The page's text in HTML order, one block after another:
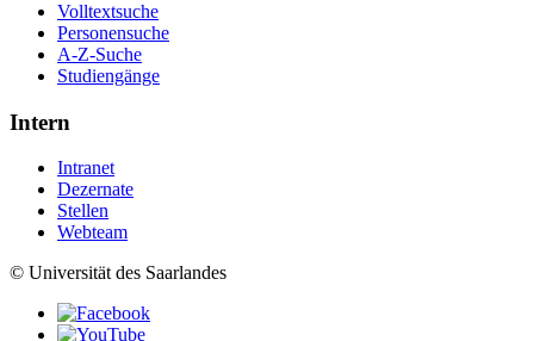
Volltextsuche
Personensuche
A-Z-Suche
Studiengänge
Intern
Intranet
Dezernate
Stellen
Webteam
© Universität des Saarlandes